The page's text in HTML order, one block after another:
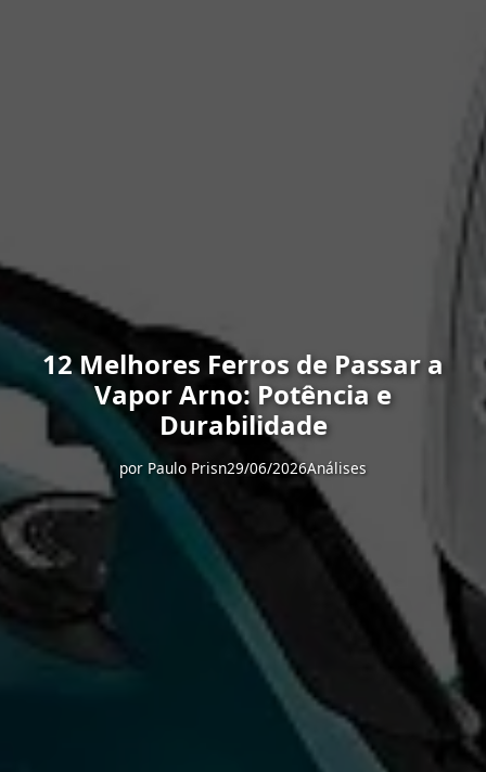
12 Melhores Ferros de Passar a
Vapor Arno: Potência e
Durabilidade
por Paulo Prisn29/06/2026Análises